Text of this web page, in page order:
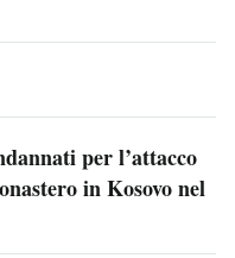
per l’attacco
in Kosovo nel